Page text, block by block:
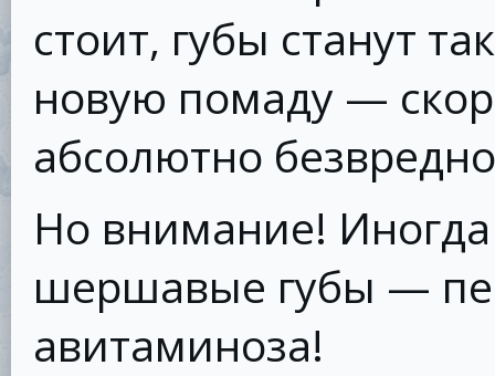
стоит, губы станут
новую помаду —
абсолютно
Но внимание!
шершавые губы —
авитаминоза!